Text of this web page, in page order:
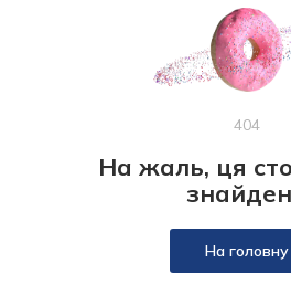
404
На жаль, ця
На головну